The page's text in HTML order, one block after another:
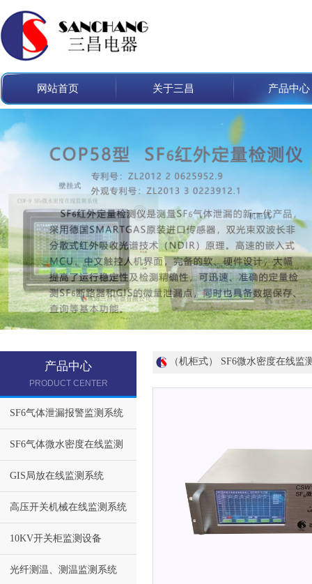
网站首页 关于三昌 产品中心
产品中心
PRODUCT CENTER
SF6气体泄漏报警监测系统
SF6气体微水密度在线监测
GIS局放在线监测系统
高压开关机械在线监测系统
10KV开关柜监测设备
光纤测温、测温监测系统
（机柜式） SF6微水密度在线监